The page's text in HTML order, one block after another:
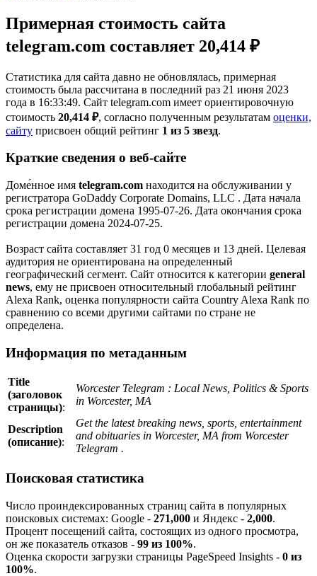
Примерная стоимость сайта
telegram.com составляет 20,414 ₽
Статистика для сайта давно не обновлялась, примерная
стоимость была рассчитана в последний раз 21 июня 2023
года в 16:33:49. Сайт telegram.com имеет ориентировочную
стоимость 20,414 ₽, cогласно полученным результатам оценки,
сайту присвоен общий рейтинг 1 из 5 звезд.
Краткие сведения о веб-сайте
Доме́нное имя telegram.com находится на обслуживании у
регистратора GoDaddy Corporate Domains, LLC . Дата начала
срока регистрации домена 1995-07-26. Дата окончания срока
регистрации домена 2024-07-25.
Возраст сайта составляет 31 год 0 месяцев и 13 дней. Целевая
аудитория не ориентирована на определенный
географический сегмент. Сайт относится к категории general
news, ему не присвоен относительный глобальный рейтинг
Alexa Rank, оценка популярности сайта Country Alexa Rank по
сравнению со всеми другими сайтами по стране не
определена.
Информация по метаданным
Title
(заголовок
страницы):
Worcester Telegram : Local News, Politics & Sports
in Worcester, MA
Description
(описание):
Get the latest breaking news, sports, entertainment
and obituaries in Worcester, MA from Worcester
Telegram .
Поисковая статистика
Число проиндексированных страниц сайта в популярных
поисковых системах: Google - 271,000 и Яндекс - 2,000.
Процент посещений сайта, состоящих из одного просмотра,
он же показатель отказов - 99 из 100%.
Оценка скорости загрузки страницы PageSpeed Insights - 0 из
100%.